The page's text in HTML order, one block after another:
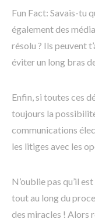
Fun Fact: Savais-tu
également des
résolu ? Ils peuvent
éviter un long bras
Enfin, si toutes ces
toujours la
communications
les litiges avec les
N’oublie pas qu’il
tout au long du
des miracles ! Alors